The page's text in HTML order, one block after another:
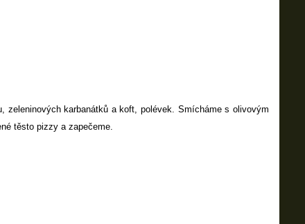
zeleninových karbanátků a koft, polévek. Smícháme s olivovým
těsto pizzy a zapečeme.